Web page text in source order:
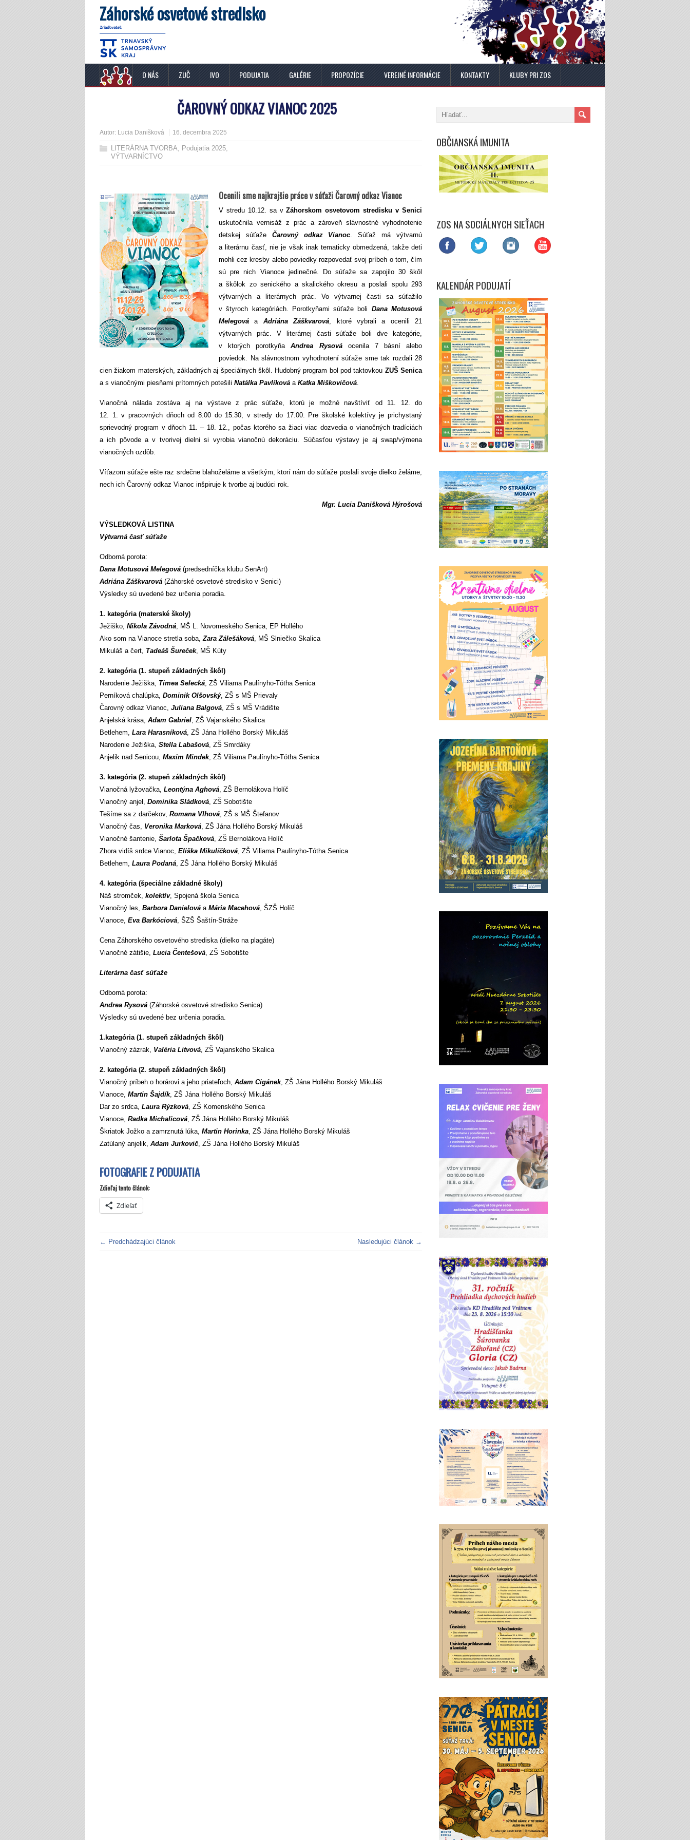
Záhorské osvetové stredisko
O NÁS ZUČ IVO PODUJATIA GALÉRIE PROPOZÍCIE VEREJNÉ INFORMÁCIE KONTAKTY KLUBY PRI ZOS
ČAROVNÝ ODKAZ VIANOC 2025
Autor: Lucia Danišková 16. decembra 2025
LITERÁRNA TVORBA, Podujatia 2025,
VÝTVARNÍCTVO
Ocenili sme najkrajšie práce v súťaži Čarovný odkaz Vianoc
V stredu 10.12. sa vZáhorskom osvetovom stredisku v Senici
uskutočnila vernisáž z prác a zároveň slávnostné vyhodnotenie
detskej súťaže Čarovný odkaz Vianoc. Súťaž má výtvarnú
a literárnu časť, nie je však inak tematicky obmedzená, takže deti
mohli cez kresby alebo poviedky rozpovedať svoj príbeh o tom, čím
sú pre nich Vianoce jedinečné. Do súťaže sa zapojilo 30 škôl
a škôlok zo senického a skalického okresu a poslali spolu 293
výtvarných a literárnych prác. Vo výtvarnej časti sa súťažilo
v štyroch kategóriách. Porotkyňami súťaže boli Dana Motusová
Melegová a Adriána Záškvarová, ktoré vybrali a ocenili 21
výtvarných prác. V literárnej časti súťaže boli dve kategórie,
v ktorých porotkyňaAndrea Rysováocenila 7 básní alebo
poviedok. Na slávnostnom vyhodnotení súťaže sme tak rozdali 28
cien žiakom materských, základných aj špeciálnych škôl. Hudobný program bol pod taktovkou ZUŠ Senica
a s vianočnými piesňami prítomných potešili Natálka Pavlíková a Katka Miškovičová.
Vianočná nálada zostáva aj na výstave z prác súťaže, ktorú je možné navštíviť od 11. 12. do
12. 1. v pracovných dňoch od 8.00 do 15.30, v stredy do 17.00. Pre školské kolektívy je prichystaný
sprievodný program v dňoch 11. – 18. 12., počas ktorého sa žiaci viac dozvedia o vianočných tradíciách
a ich pôvode a v tvorivej dielni si vyrobia vianočnú dekoráciu. Súčasťou výstavy je aj swap/výmena
vianočných ozdôb.
Víťazom súťaže ešte raz srdečne blahoželáme a všetkým, ktorí nám do súťaže poslali svoje dielko želáme,
nech ich Čarovný odkaz Vianoc inšpiruje k tvorbe aj budúci rok.
Mgr. Lucia Danišková Hýrošová
VÝSLEDKOVÁ LISTINA
Výtvarná časť súťaže
Odborná porota:
Dana Motusová Melegová (predsedníčka klubu SenArt)
Adriána Záškvarová (Záhorské osvetové stredisko v Senici)
Výsledky sú uvedené bez určenia poradia.
1. kategória (materské školy)
Ježiško, Nikola Závodná, MŠ L. Novomeského Senica, EP Hollého
Ako som na Vianoce stretla soba,Zara Zálešáková, MŠ Slniečko Skalica
Mikuláš a čert, Tadeáš Šureček, MŠ Kúty
2. kategória (1. stupeň základných škôl)
Narodenie Ježiška, Timea Selecká, ZŠ Viliama Paulínyho-Tótha Senica
Perníková chalúpka, Dominik Olšovský, ZŠ s MŠ Prievaly
Čarovný odkaz Vianoc, Juliana Balgová, ZŠ s MŠ Vrádište
Anjelská krása, Adam Gabriel, ZŠ Vajanského Skalica
Betlehem, Lara Harasníková, ZŠ Jána Hollého Borský Mikuláš
Narodenie Ježiška, Stella Labašová, ZŠ Smrdáky
Anjelik nad Senicou, Maxim Mindek, ZŠ Viliama Paulínyho-Tótha Senica
3. kategória (2. stupeň základných škôl)
Vianočná lyžovačka, Leontýna Aghová, ZŠ Bernolákova Holíč
Vianočný anjel, Dominika Sládková, ZŠ Sobotište
Tešíme sa z darčekov, Romana Vlhová, ZŠ s MŠ Štefanov
Vianočný čas, Veronika Marková, ZŠ Jána Hollého Borský Mikuláš
Vianočné šantenie, Šarlota Špačková, ZŠ Bernolákova Holíč
Zhora vidíš srdce Vianoc, Eliška Mikulíčková, ZŠ Viliama Paulínyho-Tótha Senica
Betlehem, Laura Podaná, ZŠ Jána Hollého Borský Mikuláš
4. kategória (špeciálne základné školy)
Náš stromček, kolektív, Spojená škola Senica
Vianočný les, Barbora Danielová a Mária Macehová, ŠZŠ Holíč
Vianoce, Eva Barkóciová, ŠZŠ Šaštín-Stráže
Cena Záhorského osvetového strediska (dielko na plagáte)
Vianočné zátišie, Lucia Čentešová, ZŠ Sobotište
Literárna časť súťaže
Odborná porota:
Andrea Rysová (Záhorské osvetové stredisko Senica)
Výsledky sú uvedené bez určenia poradia.
1.kategória (1. stupeň základných škôl)
Vianočný zázrak, Valéria Litvová, ZŠ Vajanského Skalica
2. kategória (2. stupeň základných škôl)
Vianočný príbeh o horárovi a jeho priateľoch, Adam Cigánek, ZŠ Jána Hollého Borský Mikuláš
Vianoce, Martin Šajdík, ZŠ Jána Hollého Borský Mikuláš
Dar zo srdca, Laura Rýzková, ZŠ Komenského Senica
Vianoce, Radka Michalicová, ZŠ Jána Hollého Borský Mikuláš
Škriatok Jožko a zamrznutá lúka, Martin Horinka, ZŠ Jána Hollého Borský Mikuláš
Zatúlaný anjelik, Adam Jurkovič, ZŠ Jána Hollého Borský Mikuláš
FOTOGRAFIE Z PODUJATIA
Zdieľaj tento článok:
Zdieľať
← Predchádzajúci článok Nasledujúci článok →
OBČIANSKÁ IMUNITA
ZOS NA SOCIÁLNYCH SIEŤACH
KALENDÁR PODUJATÍ